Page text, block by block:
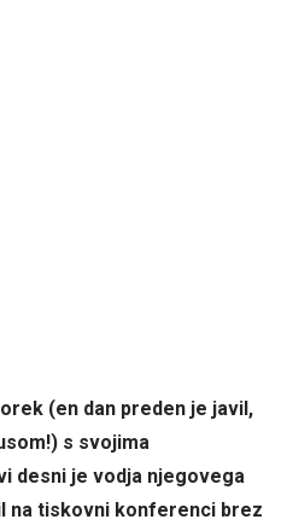
(en dan preden je javil,
s svojima
desni je vodja njegovega
na tiskovni konferenci brez